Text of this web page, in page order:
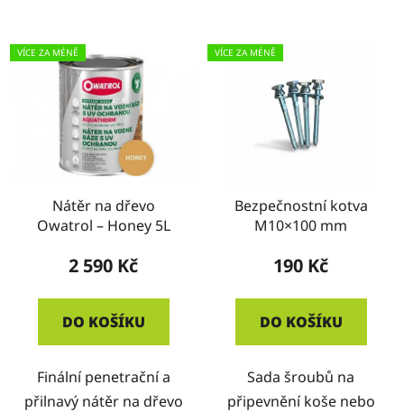
VÍCE ZA MÉNĚ
Nátěr na dřevo
Owatrol – Honey 5L
2 590 Kč
DO KOŠÍKU
Finální penetrační a
přilnavý nátěr na dřevo
VÍCE ZA MÉNĚ
Bezpečnostní kotva
M10×100 mm
190 Kč
DO KOŠÍKU
Sada šroubů na
připevnění koše nebo